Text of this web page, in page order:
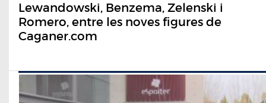
Lewandowski, Benzema, Zelenski i
Romero, entre les noves figures de
Caganer.com